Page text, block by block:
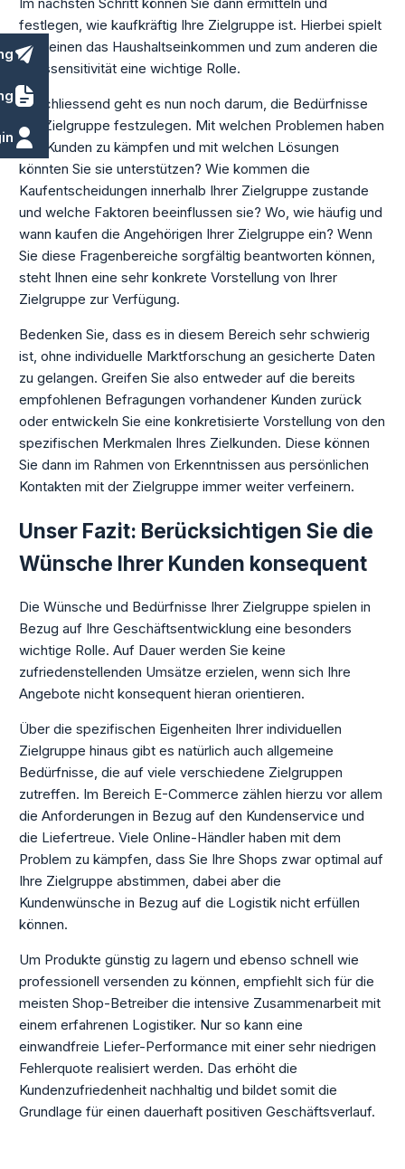
festlegen, wie kaufkräftig Ihre Zielgruppe ist. Hierbei spielt
zum einen das Haushaltseinkommen und zum anderen die
Preissensitivität eine wichtige Rolle.
Abschliessend geht es nun noch darum, die Bedürfnisse
der Zielgruppe festzulegen. Mit welchen Problemen haben
Ihre Kunden zu kämpfen und mit welchen Lösungen
könnten Sie sie unterstützen? Wie kommen die
Kaufentscheidungen innerhalb Ihrer Zielgruppe zustande
und welche Faktoren beeinflussen sie? Wo, wie häufig und
wann kaufen die Angehörigen Ihrer Zielgruppe ein? Wenn
Sie diese Fragenbereiche sorgfältig beantworten können,
steht Ihnen eine sehr konkrete Vorstellung von Ihrer
Zielgruppe zur Verfügung.
Bedenken Sie, dass es in diesem Bereich sehr schwierig
ist, ohne individuelle Marktforschung an gesicherte Daten
zu gelangen. Greifen Sie also entweder auf die bereits
empfohlenen Befragungen vorhandener Kunden zurück
oder entwickeln Sie eine konkretisierte Vorstellung von den
spezifischen Merkmalen Ihres Zielkunden. Diese können
Sie dann im Rahmen von Erkenntnissen aus persönlichen
Kontakten mit der Zielgruppe immer weiter verfeinern.
Unser Fazit: Berücksichtigen Sie die
Wünsche Ihrer Kunden konsequent
Die Wünsche und Bedürfnisse Ihrer Zielgruppe spielen in
Bezug auf Ihre Geschäftsentwicklung eine besonders
wichtige Rolle. Auf Dauer werden Sie keine
zufriedenstellenden Umsätze erzielen, wenn sich Ihre
Angebote nicht konsequent hieran orientieren.
Über die spezifischen Eigenheiten Ihrer individuellen
Zielgruppe hinaus gibt es natürlich auch allgemeine
Bedürfnisse, die auf viele verschiedene Zielgruppen
zutreffen. Im Bereich E-Commerce zählen hierzu vor allem
die Anforderungen in Bezug auf den Kundenservice und
die Liefertreue. Viele Online-Händler haben mit dem
Problem zu kämpfen, dass Sie Ihre Shops zwar optimal auf
Ihre Zielgruppe abstimmen, dabei aber die
Kundenwünsche in Bezug auf die Logistik nicht erfüllen
können.
Um Produkte günstig zu lagern und ebenso schnell wie
professionell versenden zu können, empfiehlt sich für die
meisten Shop-Betreiber die intensive Zusammenarbeit mit
einem erfahrenen Logistiker. Nur so kann eine
einwandfreie Liefer-Performance mit einer sehr niedrigen
Fehlerquote realisiert werden. Das erhöht die
Kundenzufriedenheit nachhaltig und bildet somit die
Grundlage für einen dauerhaft positiven Geschäftsverlauf.